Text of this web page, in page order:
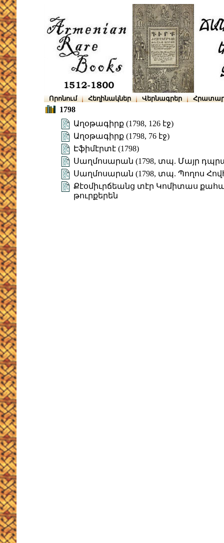
Որոնում Հեղինակներ Վերնագրեր
1798
Աղօթագիրք (1798, 126 էջ)
Աղօթագիրք (1798, 76 էջ)
Էֆիմէրտէ (1798)
Սաղմոսարան (1798, տպ. Մայր
Սաղմոսարան (1798, տպ. Պողոս
Քէօմիւրճեանց տէր Կոմիտաս
թուրքերեն